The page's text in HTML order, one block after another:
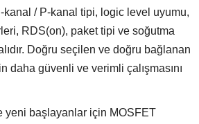
kanal / P-kanal tipi, logic level uyumu,
RDS(on), paket tipi ve soğutma
Doğru seçilen ve doğru bağlanan
daha güvenli ve verimli çalışmasını
yeni başlayanlar için MOSFET